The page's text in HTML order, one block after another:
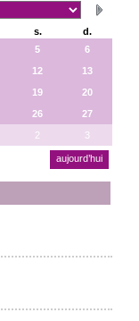
s.
d.
5
6
12
13
19
20
26
27
2 3
aujourd’hui